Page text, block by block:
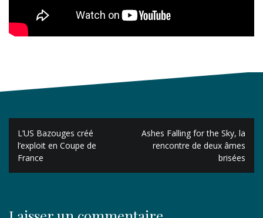
Navigation
de
l’article
L’US Bazouges créé
l’exploit en Coupe de
France
Ashes Falling for the Sky, la
rencontre de deux âmes
brisées